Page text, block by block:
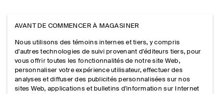
AVANT DE COMMENCER À MAGASINER
Nous utilisons des témoins internes et tiers, y compris
d'autres technologies de suivi provenant d'éditeurs tiers, pour
vous offrir toutes les fonctionnalités de notre site Web,
personnaliser votre expérience utilisateur, effectuer des
analyses et diffuser des publicités personnalisées sur nos
sites Web, applications et bulletins d'information sur Internet